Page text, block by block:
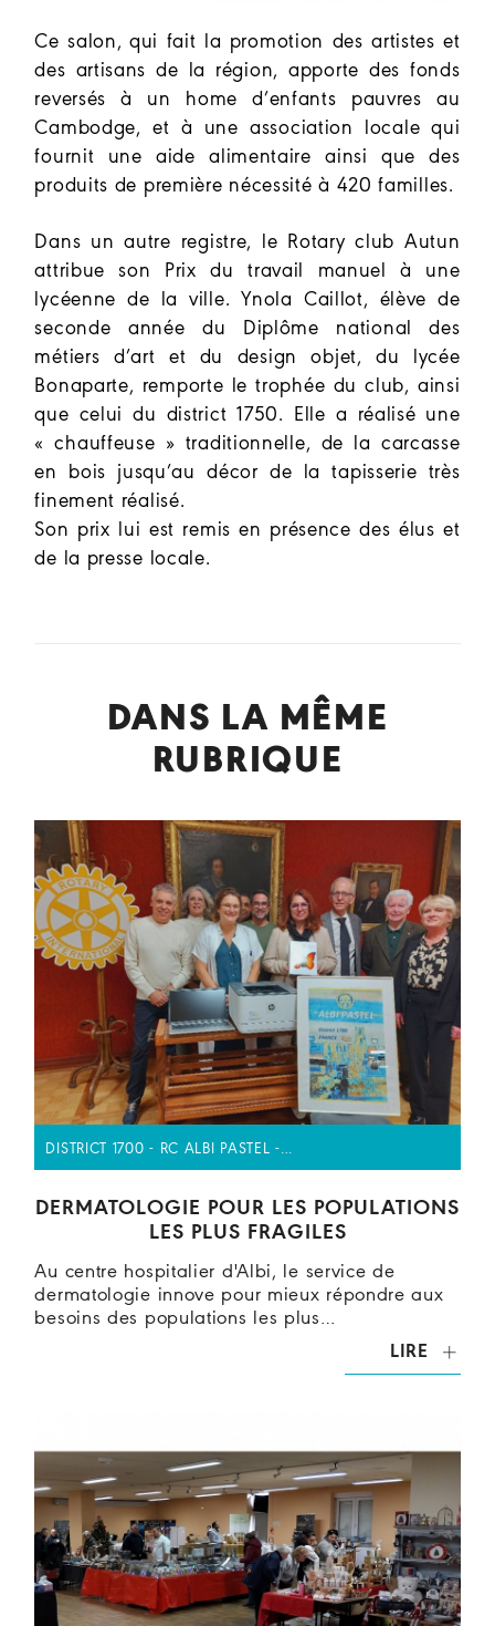
Ce salon, qui fait la promotion des artistes et
des artisans de la région, apporte des fonds
reversés à un home d’enfants pauvres au
Cambodge, et à une association locale qui
fournit une aide alimentaire ainsi que des
produits de première nécessité à 420 familles.
Dans un autre registre, le Rotary club Autun
attribue son Prix du travail manuel à une
lycéenne de la ville. Ynola Caillot, élève de
seconde année du Diplôme national des
métiers d’art et du design objet, du lycée
Bonaparte, remporte le trophée du club, ainsi
que celui du district 1750. Elle a réalisé une
« chauffeuse » traditionnelle, de la carcasse
en bois jusqu’au décor de la tapisserie très
finement réalisé.
Son prix lui est remis en présence des élus et
de la presse locale.
DANS LA MÊME
RUBRIQUE
DISTRICT 1700 - RC ALBI PASTEL -…
DERMATOLOGIE POUR LES POPULATIONS
LES PLUS FRAGILES
Au centre hospitalier d'Albi, le service de
dermatologie innove pour mieux répondre aux
besoins des populations les plus…
LIRE